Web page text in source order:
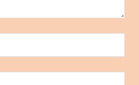
:*